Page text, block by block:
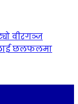
वीरगञ्ज
छलफलमा